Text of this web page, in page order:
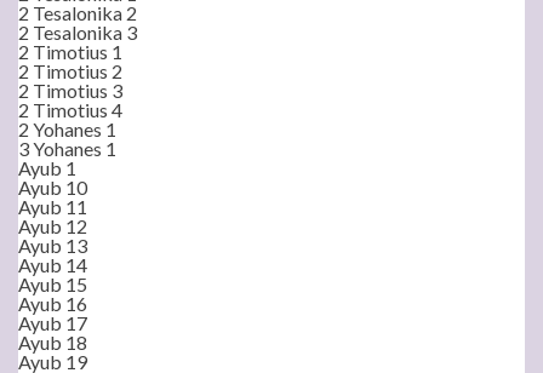
2 Tesalonika 2
2 Tesalonika 3
2 Timotius 1
2 Timotius 2
2 Timotius 3
2 Timotius 4
2 Yohanes 1
3 Yohanes 1
Ayub 1
Ayub 10
Ayub 11
Ayub 12
Ayub 13
Ayub 14
Ayub 15
Ayub 16
Ayub 17
Ayub 18
Ayub 19